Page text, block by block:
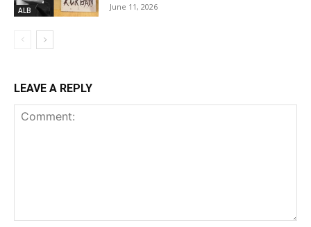
ALB June 11, 2026
LEAVE A REPLY